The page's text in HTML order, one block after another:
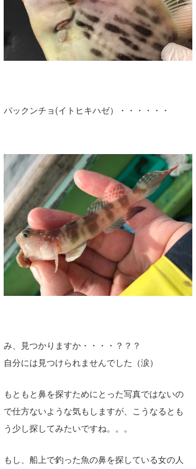
パックンチョ(イトヒキハゼ）・・・・・・
み、見つかりますか・・・・？？？
自分には見つけられませんでした（涙）
もともと鼻を探すためにとった写真ではないの
で仕方ないような気もしますが、こうなるとも
う少し探してみたいですね。。。
もし、船上で釣った魚の鼻を探している女の人